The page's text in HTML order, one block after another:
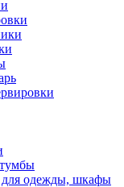
для одежды, шкафы